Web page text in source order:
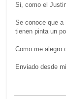
Si, como el
Se conoce que
tienen pinta un
Como me alegro
Enviado desde